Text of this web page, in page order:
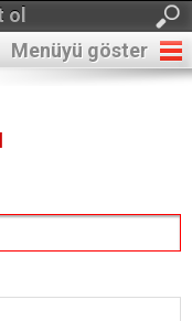
ol
Menüyü göster